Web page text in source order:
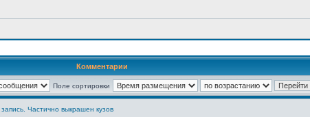
Комментарии
Поле сортировки
Частично выкрашен кузов